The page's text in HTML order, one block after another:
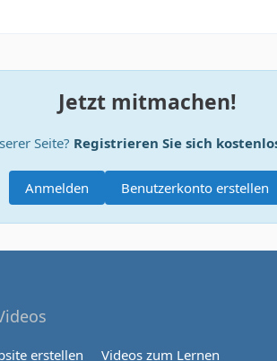
Jetzt mitmachen!
Seite? Registrieren Sie sich
Benutzerkonto erstellen
Anmelden
erstellen Videos zum Lernen